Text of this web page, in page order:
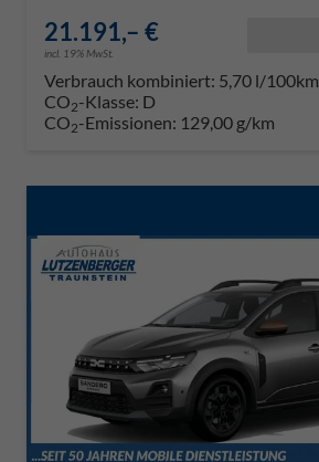
21.191,– €
incl. 19% MwSt.
Verbrauch kombiniert: 5,70 l/100km
CO2-Klasse: D
CO2-Emissionen: 129,00 g/km